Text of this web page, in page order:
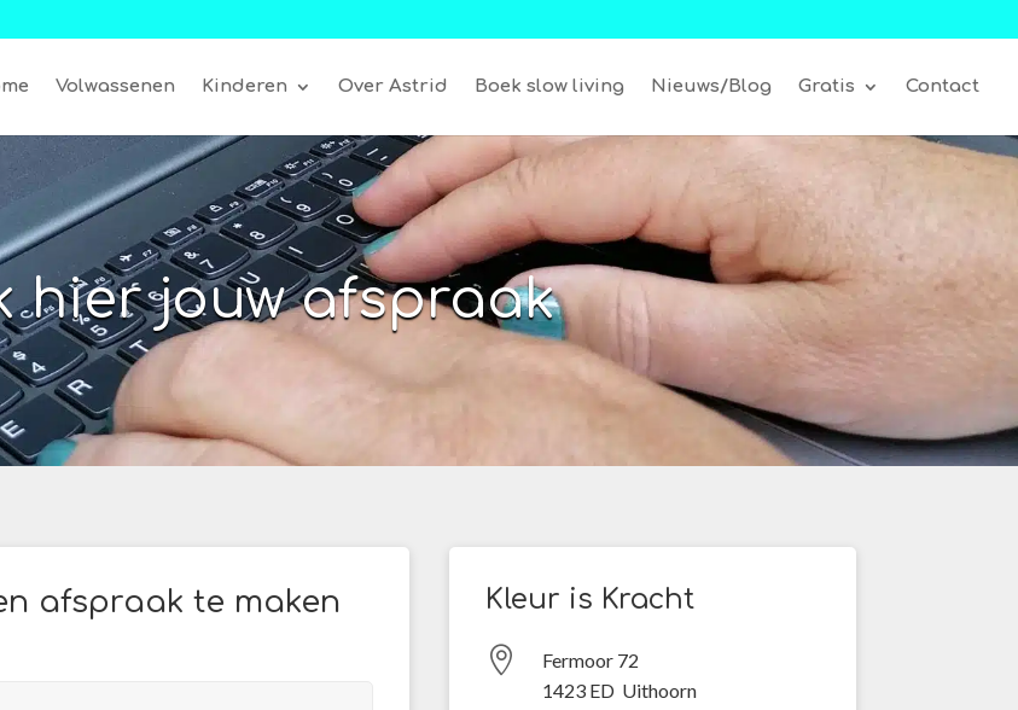
Volwassenen Kinderen Over Astrid Boek slow living Nieuws/Blog Gratis Contact
hier jouw afspraak
afspraak te maken Kleur is Kracht

Fermoor 72
1423 ED Uithoorn